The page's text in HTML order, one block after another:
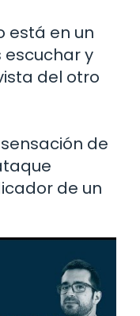
está en un
y
del otro
de
de un